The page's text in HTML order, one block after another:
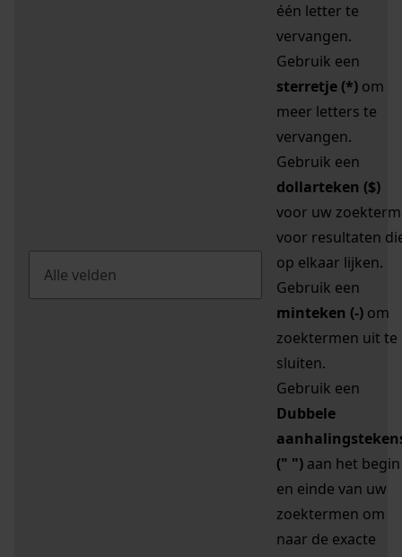
één letter te
vervangen.
Gebruik een
sterretje (*) om
meer letters te
vervangen.
Gebruik een
dollarteken ($)
voor uw zoekterm
voor resultaten
op elkaar lijken.
Gebruik een
minteken (-) om
zoektermen uit te
sluiten.
Gebruik een
Dubbele
(" ") aan het begin
en einde van uw
zoektermen om
naar de exacte